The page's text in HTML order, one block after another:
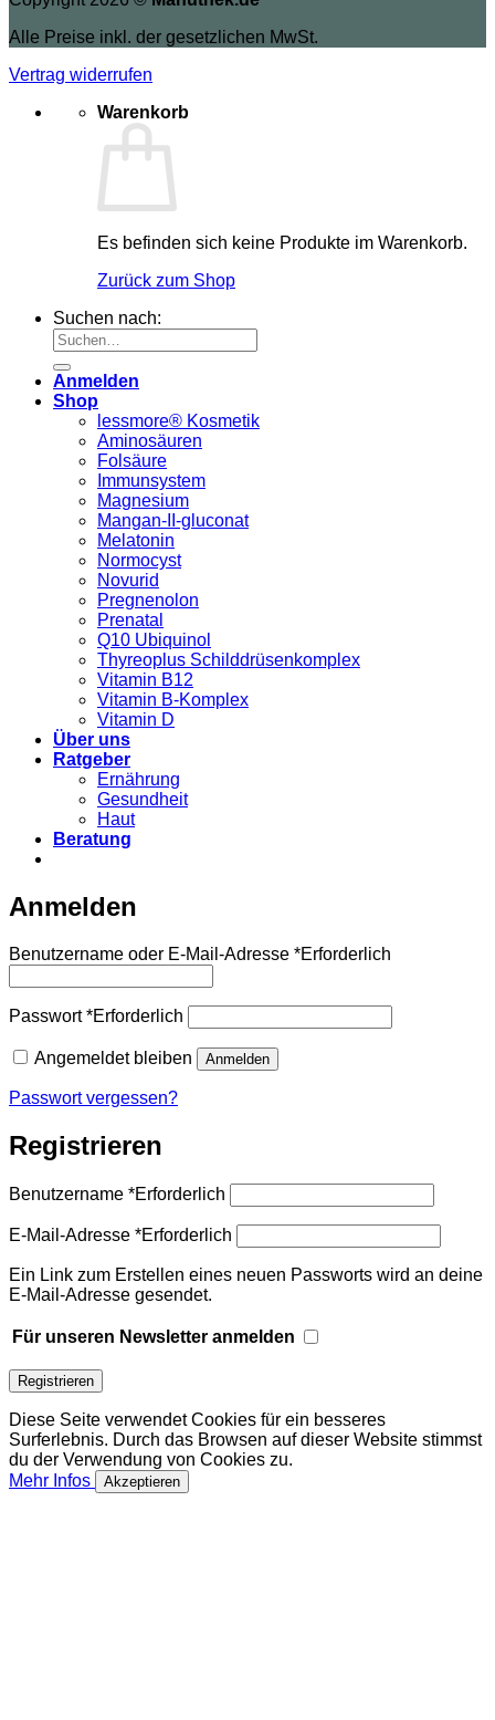
Alle Preise inkl. der gesetzlichen MwSt.
Vertrag widerrufen
Warenkorb
Es befinden sich keine Produkte im Warenkorb.
Zurück zum Shop
Suchen nach:
Anmelden
Shop
lessmore® Kosmetik
Aminosäuren
Folsäure
Immunsystem
Magnesium
Mangan-II-gluconat
Melatonin
Normocyst
Novurid
Pregnenolon
Prenatal
Q10 Ubiquinol
Thyreoplus Schilddrüsenkomplex
Vitamin B12
Vitamin B-Komplex
Vitamin D
Über uns
Ratgeber
Ernährung
Gesundheit
Haut
Beratung
Anmelden
Benutzername oder E-Mail-Adresse *Erforderlich
Passwort*Erforderlich
Angemeldet bleiben Anmelden
Passwort vergessen?
Registrieren
Benutzername *Erforderlich
E-Mail-Adresse *Erforderlich
Ein Link zum Erstellen eines neuen Passworts wird an deine
E-Mail-Adresse gesendet.
Für unseren Newsletter anmelden
Registrieren
Diese Seite verwendet Cookies für ein besseres
Surferlebnis. Durch das Browsen auf dieser Website stimmst
du der Verwendung von Cookies zu.
Mehr Infos
Akzeptieren